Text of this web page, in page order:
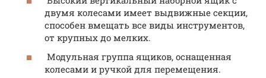
двумя колесами имеет выдвижные секции,
способен вмещать все виды инструментов,
от крупных до мелких.
Модульная группа ящиков, оснащенная
колесами и ручкой для перемещения.